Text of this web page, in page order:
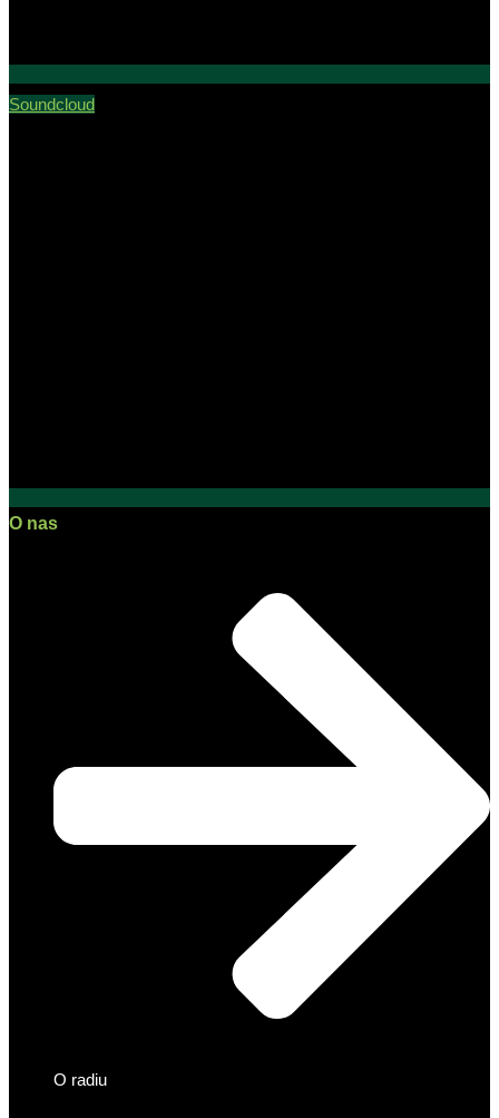
Soundcloud
O nas
O radiu